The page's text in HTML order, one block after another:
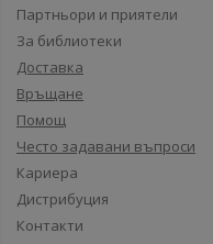
Партньори и приятели
За библиотеки
Доставка
Връщане
Помощ
Често задавани въпроси
Кариера
Дистрибуция
Контакти